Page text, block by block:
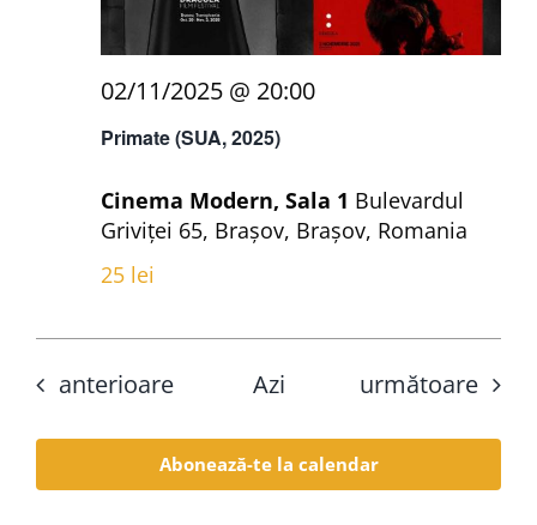
Primate (SUA, 2025)
02/11/2025 @ 20:00
Cinema Modern, Sala 1 Bulevardul
Griviței 65, Brașov, Brașov, Romania
25 lei
Evenimente
anterioare Azi Evenimente
următoare
Abonează-te la calendar